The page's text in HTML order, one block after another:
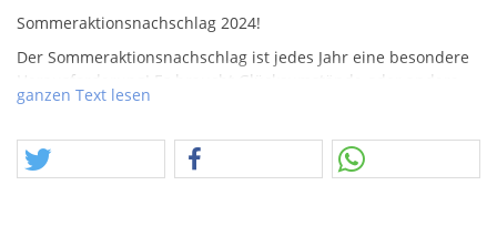
Sommeraktionsnachschlag 2024!
Der Sommeraktionsnachschlag ist jedes Jahr eine besondere
Herausforderung! Es braucht Glücksumstände oder andere
Zufälle, die eine Sommeraktion oder Nachschlag überhaupt
wir alles raushauen und ins Rennen schicken, was zum
jeweiligen Zeitpunkt möglich ist. Die letzten Jahre haben
ganzen Text lesen